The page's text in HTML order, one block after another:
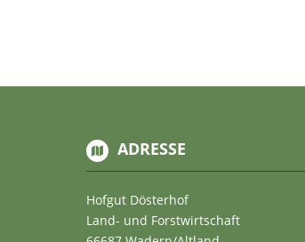
ADRESSE
Hofgut Dösterhof
Land- und Forstwirtschaft